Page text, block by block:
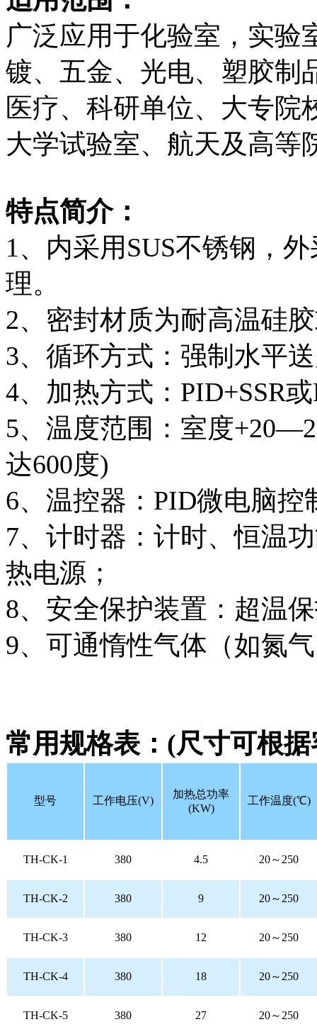
广泛应用于化验室，实验
镀、五金、光电、塑胶制
医疗、科研单位、大专院
大学试验室、航天及高等
特点简介：
1、内采用SUS不锈钢，
理。
2、密封材质为耐高温硅
3、循环方式：强制水平
4、加热方式：PID+SSR
5、温度范围：室度
达600度)
6、温控器：PID微电脑控
7、计时器：计时、恒温
热电源；
8、安全保护装置：超温
9、可通惰性气体（如氮
常用规格表：(尺寸可根
型号 工作电压(V)
加热总功率
(KW)
工作温度(℃)
TH-CK-1 380 4.5 20～250
TH-CK-2 380 9 20～250
TH-CK-3 380 12 20～250
TH-CK-4 380 18 20～250
TH-CK-5 380 27 20～250